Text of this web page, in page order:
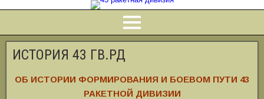
ИСТОРИЯ 43 ГВ.РД
ОБ ИСТОРИИ ФОРМИРОВАНИЯ И БОЕВОМ ПУТИ 43
РАКЕТНОЙ ДИВИЗИИ